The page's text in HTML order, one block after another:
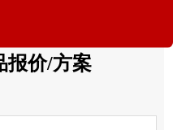
燃气体监测仪
报价/方案